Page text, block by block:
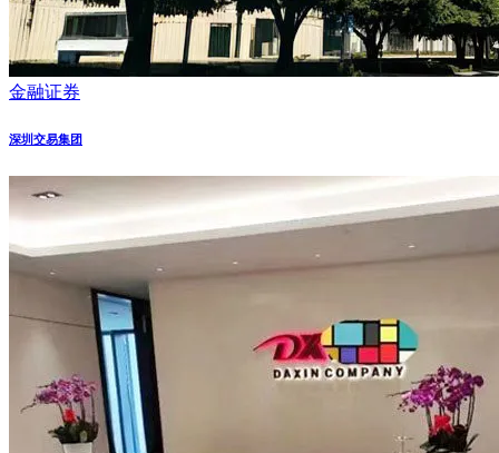
金融证券
深圳交易集团